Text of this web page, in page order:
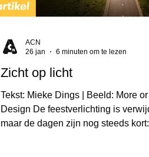
Mačkić presenteert haar essay tijde
Zicht op licht
Tekst: Mieke Dings | Beeld: More or Less
Design De feestverlichting is
maar de dagen zijn nog steeds kort:
ACN
26 jan
6 minuten om te lezen